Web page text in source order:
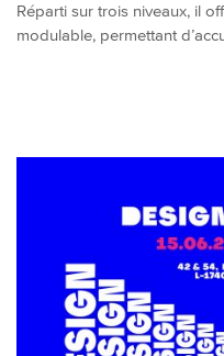
Réparti sur trois niveaux, il
modulable, permettant